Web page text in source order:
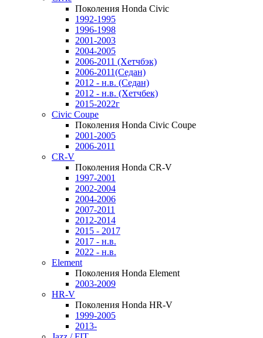
Поколения Honda Civic
1992-1995
1996-1998
2001-2003
2004-2005
2006-2011 (Хетчбэк)
2006-2011(Седан)
2012 - н.в. (Седан)
2012 - н.в. (Хетчбек)
2015-2022г
Civic Coupe
Поколения Honda Civic Coupe
2001-2005
2006-2011
CR-V
Поколения Honda CR-V
1997-2001
2002-2004
2004-2006
2007-2011
2012-2014
2015 - 2017
2017 - н.в.
2022 - н.в.
Element
Поколения Honda Element
2003-2009
HR-V
Поколения Honda HR-V
1999-2005
2013-